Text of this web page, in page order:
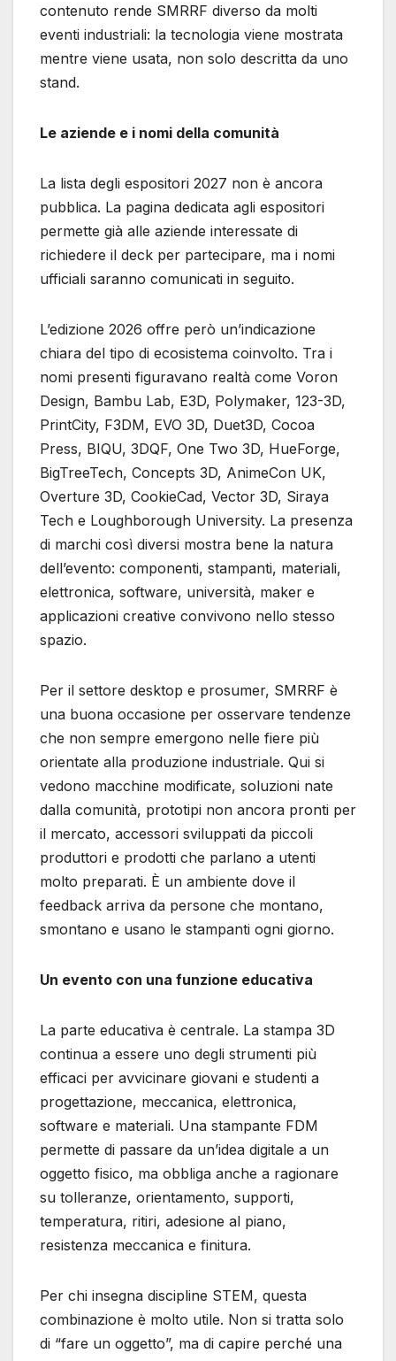
contenuto rende SMRRF diverso da molti
eventi industriali: la tecnologia viene mostrata
mentre viene usata, non solo descritta da uno
stand.
Le aziende e i nomi della comunità
La lista degli espositori 2027 non è ancora
pubblica. La pagina dedicata agli espositori
permette già alle aziende interessate di
richiedere il deck per partecipare, ma i nomi
ufficiali saranno comunicati in seguito.
L’edizione 2026 offre però un’indicazione
chiara del tipo di ecosistema coinvolto. Tra i
nomi presenti figuravano realtà come Voron
Design, Bambu Lab, E3D, Polymaker, 123-3D,
PrintCity, F3DM, EVO 3D, Duet3D, Cocoa
Press, BIQU, 3DQF, One Two 3D, HueForge,
BigTreeTech, Concepts 3D, AnimeCon UK,
Overture 3D, CookieCad, Vector 3D, Siraya
Tech e Loughborough University. La presenza
di marchi così diversi mostra bene la natura
dell’evento: componenti, stampanti, materiali,
elettronica, software, università, maker e
applicazioni creative convivono nello stesso
spazio.
Per il settore desktop e prosumer, SMRRF è
una buona occasione per osservare tendenze
che non sempre emergono nelle fiere più
orientate alla produzione industriale. Qui si
vedono macchine modificate, soluzioni nate
dalla comunità, prototipi non ancora pronti per
il mercato, accessori sviluppati da piccoli
produttori e prodotti che parlano a utenti
molto preparati. È un ambiente dove il
feedback arriva da persone che montano,
smontano e usano le stampanti ogni giorno.
Un evento con una funzione educativa
La parte educativa è centrale. La stampa 3D
continua a essere uno degli strumenti più
efficaci per avvicinare giovani e studenti a
progettazione, meccanica, elettronica,
software e materiali. Una stampante FDM
permette di passare da un’idea digitale a un
oggetto fisico, ma obbliga anche a ragionare
su tolleranze, orientamento, supporti,
temperatura, ritiri, adesione al piano,
resistenza meccanica e finitura.
Per chi insegna discipline STEM, questa
combinazione è molto utile. Non si tratta solo
di “fare un oggetto”, ma di capire perché una